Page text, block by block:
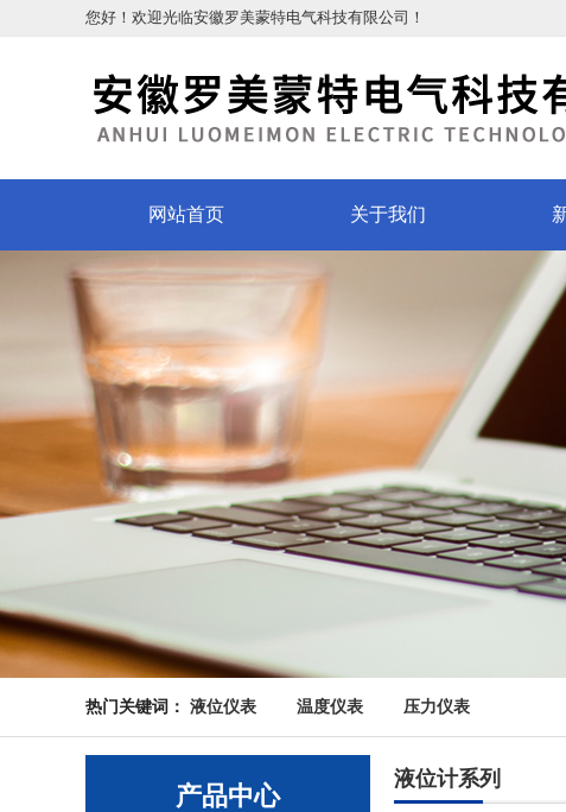
您好！欢迎光临安徽罗美蒙特电气科技有限公司！
网站首页 关于我们
热门关键词： 液位仪表 温度仪表 压力仪表
产品中心
液位计系列